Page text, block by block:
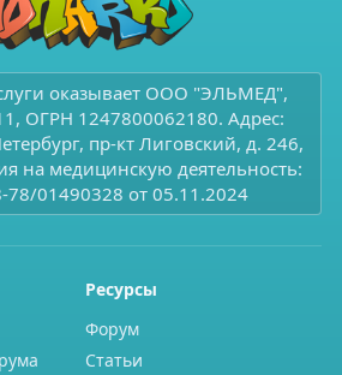
оказывает ООО "ЭЛЬМЕД",
ОГРН 1247800062180. Адрес:
пр-кт Лиговский, д. 246,
на медицинскую деятельность:
78/01490328 от 05.11.2024
Ресурсы
Форум
Статьи